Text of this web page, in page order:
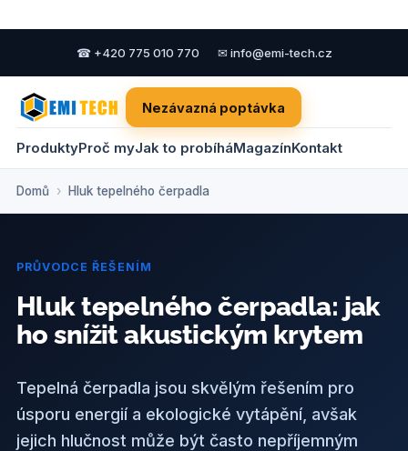
☎ +420 775 010 770 ✉ info@emi-tech.cz
ProduktyProč myJak to probíháMagazínKontakt
Nezávazná poptávka
Domů › Hluk tepelného čerpadla
PRŮVODCE ŘEŠENÍM
Hluk tepelného čerpadla: jak
ho snížit akustickým krytem
Tepelná čerpadla jsou skvělým řešením pro
úsporu energií a ekologické vytápění, avšak
jejich hlučnost může být často nepříjemným